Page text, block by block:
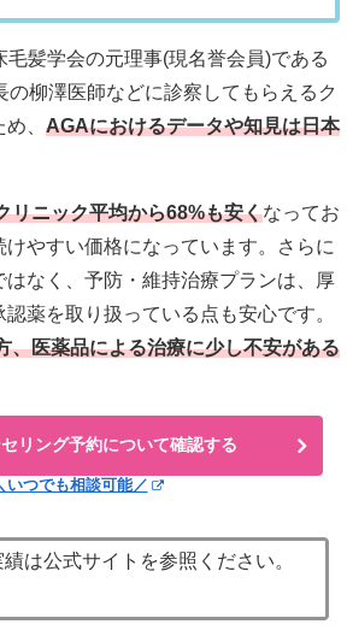
髪学会の元理事(現名誉会員)である
の柳澤医師などに診察してもらえるク
、 AGAにおけるデータや知見は日本
リニック平均から68%も安くなってお
けやすい価格になっています。さらに
なく、予防・維持治療プランは、厚
薬を取り扱っている点も安心です。
、医薬品による治療に少し不安がある
リング予約について確認する
いつでも相談可能／
は公式サイトを参照ください。